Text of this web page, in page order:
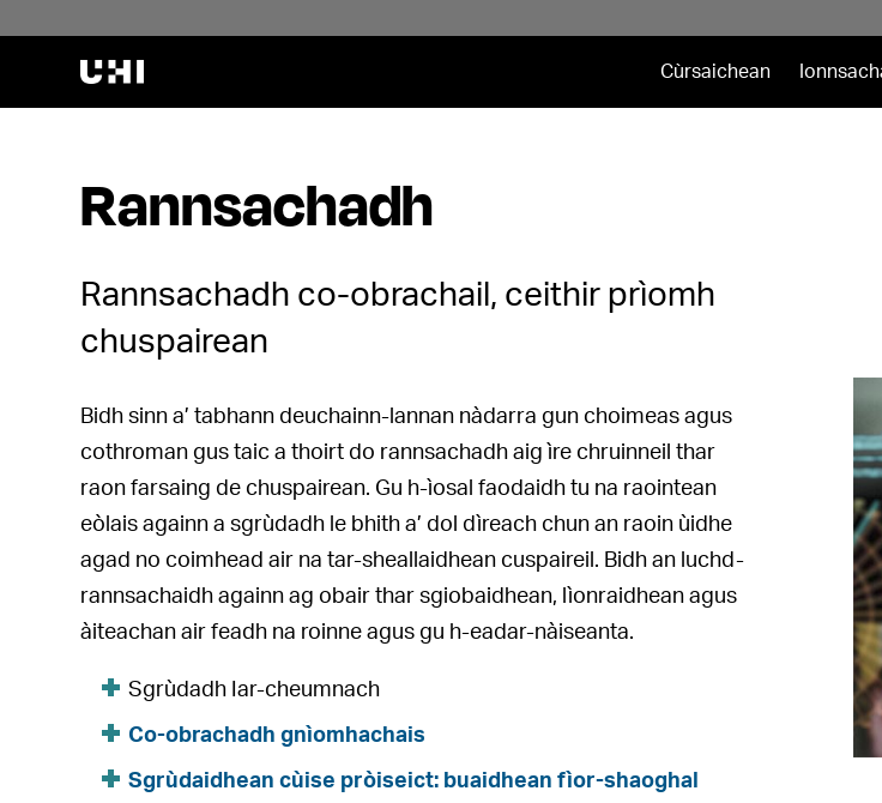
Cùrsaichean
Rannsachadh
Rannsachadh co-obrachail, ceithir prìomh
chuspairean
Bidh sinn a’ tabhann deuchainn-lannan nàdarra gun choimeas agus
cothroman gus taic a thoirt do rannsachadh aig ìre chruinneil thar
raon farsaing de chuspairean. Gu h-ìosal faodaidh tu na raointean
eòlais againn a sgrùdadh le bhith a’ dol dìreach chun an raoin ùidhe
agad no coimhead air na tar-sheallaidhean cuspaireil. Bidh an luchd-
rannsachaidh againn ag obair thar sgiobaidhean, lìonraidhean agus
àiteachan air feadh na roinne agus gu h-eadar-nàiseanta.
Sgrùdadh Iar-cheumnach
Co-obrachadh gnìomhachais
Sgrùdaidhean cùise pròiseict: buaidhean fìor-shaoghal